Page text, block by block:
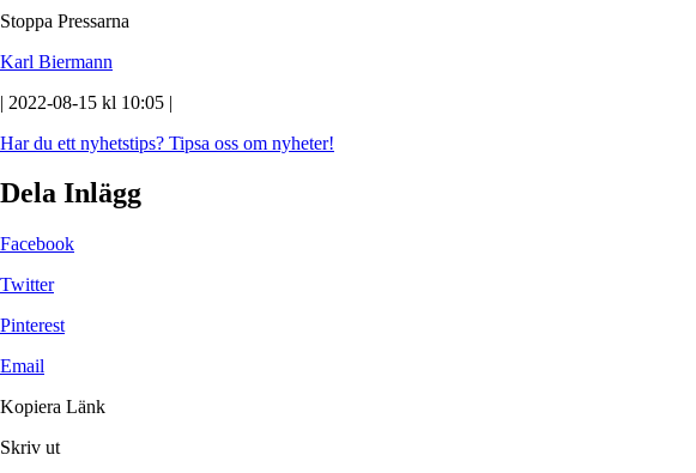
Stoppa Pressarna
Karl Biermann
| 2022-08-15 kl 10:05 |
Har du ett nyhetstips? Tipsa oss om nyheter!
Dela Inlägg
Facebook
Twitter
Pinterest
Email
Kopiera Länk
Skriv ut